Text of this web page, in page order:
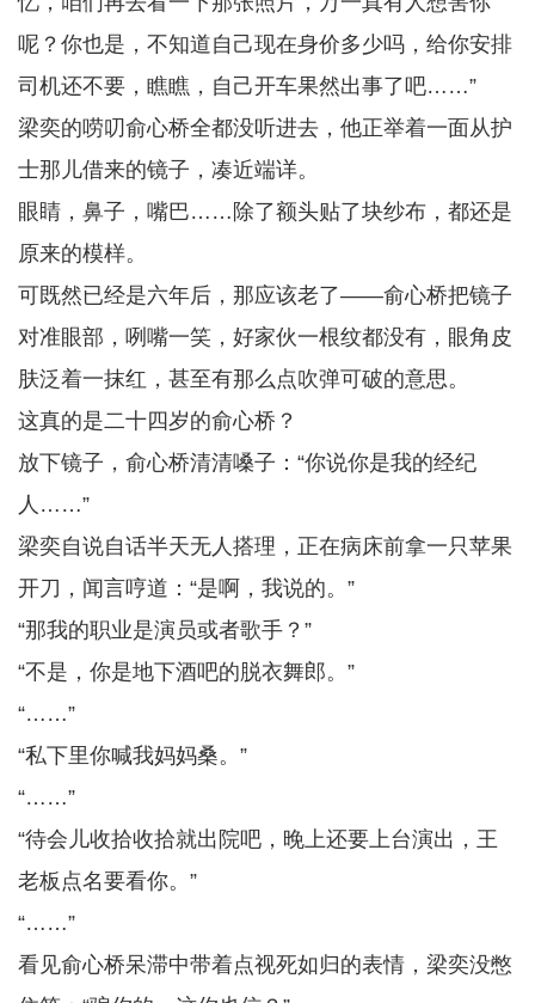
呢？你也是，不知道自己现在身价多少吗，给你安排
司机还不要，瞧瞧，自己开车果然出事了吧……”
梁奕的唠叨俞心桥全都没听进去，他正举着一面从护
士那儿借来的镜子，凑近端详。
眼睛，鼻子，嘴巴……除了额头贴了块纱布，都还是
原来的模样。
可既然已经是六年后，那应该老了——俞心桥把镜子
对准眼部，咧嘴一笑，好家伙一根纹都没有，眼角皮
肤泛着一抹红，甚至有那么点吹弹可破的意思。
这真的是二十四岁的俞心桥？
放下镜子，俞心桥清清嗓子：“你说你是我的经纪
人……”
梁奕自说自话半天无人搭理，正在病床前拿一只苹果
开刀，闻言哼道：“是啊，我说的。”
“那我的职业是演员或者歌手？”
“不是，你是地下酒吧的脱衣舞郎。”
“……”
“私下里你喊我妈妈桑。”
“……”
“待会儿收拾收拾就出院吧，晚上还要上台演出，王
老板点名要看你。”
“……”
看见俞心桥呆滞中带着点视死如归的表情，梁奕没憋